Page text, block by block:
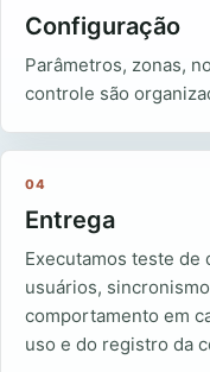
Configuração
Parâmetros, zonas,
controle são
04
Entrega
Executamos teste de
usuários,
comportamento em
uso e do registro da